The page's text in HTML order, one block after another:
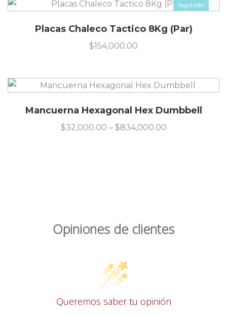
Agotado
Placas Chaleco Tactico 8Kg (Par)
$154,000.00
Mancuerna Hexagonal Hex Dumbbell
$32,000.00 – $834,000.00
Opiniones de clientes
Queremos saber tu opinión